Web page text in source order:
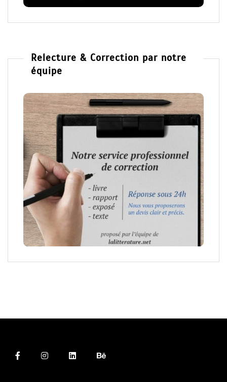
Relecture & Correction par notre
équipe